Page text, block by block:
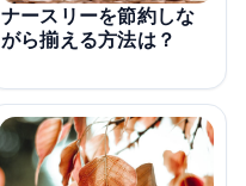
ナースリーを節約しな
がら揃える方法は？